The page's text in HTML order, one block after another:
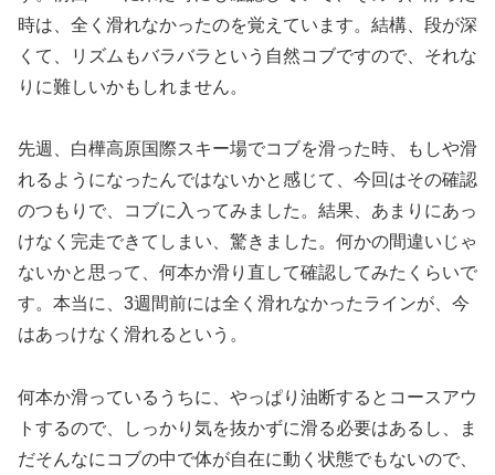
時は、全く滑れなかったのを覚えています。結構、段が深
くて、リズムもバラバラという自然コブですので、それな
りに難しいかもしれません。
先週、白樺高原国際スキー場でコブを滑った時、もしや滑
れるようになったんではないかと感じて、今回はその確認
のつもりで、コブに入ってみました。結果、あまりにあっ
けなく完走できてしまい、驚きました。何かの間違いじゃ
ないかと思って、何本か滑り直して確認してみたくらいで
す。本当に、3週間前には全く滑れなかったラインが、今
はあっけなく滑れるという。
何本か滑っているうちに、やっぱり油断するとコースアウ
トするので、しっかり気を抜かずに滑る必要はあるし、ま
だそんなにコブの中で体が自在に動く状態でもないので、